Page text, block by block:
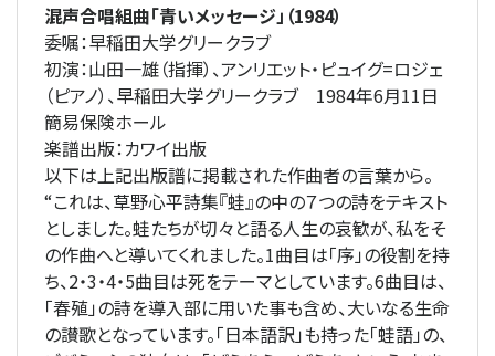
混声合唱組曲「青いメッセージ」（1984）
委嘱：早稲田大学グリークラブ
初演：山田一雄（指揮）、アンリエット・ピュイグ=ロジェ
（ピアノ）、早稲田大学グリークラブ 1984年6月11日
簡易保険ホール
楽譜出版：カワイ出版
以下は上記出版譜に掲載された作曲者の言葉から。
“これは、草野心平詩集『蛙』の中の７つの詩をテキスト
としました。蛙たちが切々と語る人生の哀歓が、私をそ
の作曲へと導いてくれました。1曲目は「序」の役割を持
ち、2・3・4・5曲目は死をテーマとしています。6曲目は、
「春殖」の詩を導入部に用いた事も含め、大いなる生命
の讃歌となっています。「日本語訳」も持った「蛙語」の、